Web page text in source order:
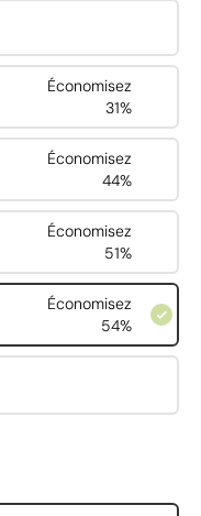
Économisez
31%
Économisez
44%
Économisez
51%
Économisez
54%